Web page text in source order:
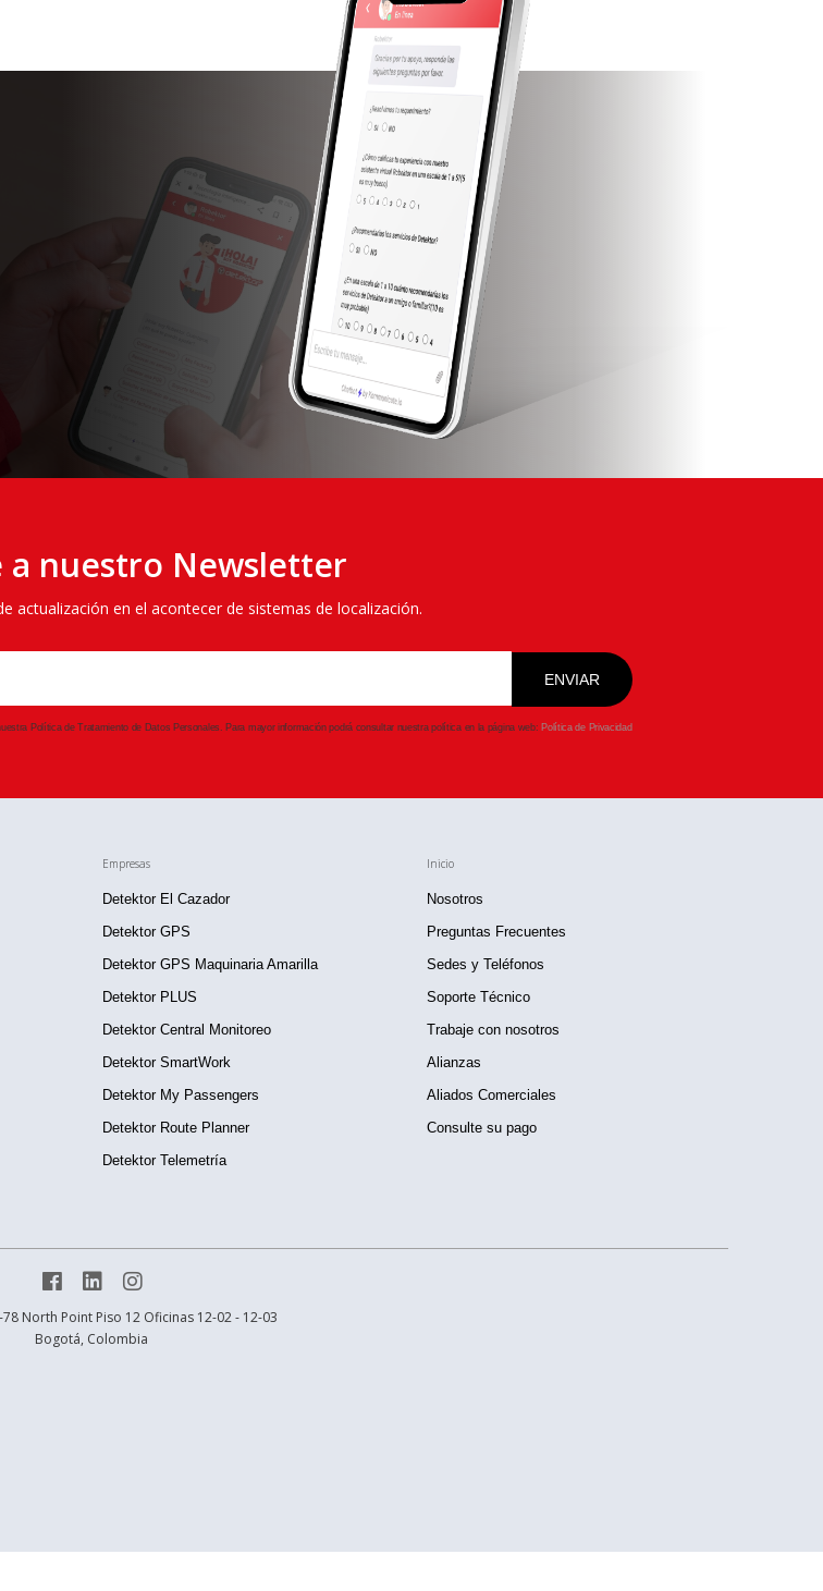
a nuestro Newsletter
actualización en el acontecer de sistemas de localización.
Política de Tratamiento de Datos Personales. Para mayor información podrá consultar nuestra política en la página web: Política de Privacidad
Empresas
Detektor El Cazador
Detektor GPS
Detektor GPS Maquinaria Amarilla
Detektor PLUS
Detektor Central Monitoreo
Detektor SmartWork
Detektor My Passengers
Detektor Route Planner
Detektor Telemetría
Inicio
Nosotros
Preguntas Frecuentes
Sedes y Teléfonos
Soporte Técnico
Trabaje con nosotros
Alianzas
Aliados Comerciales
Consulte su pago
  
North Point Piso 12 Oficinas 12-02 - 12-03
Bogotá, Colombia